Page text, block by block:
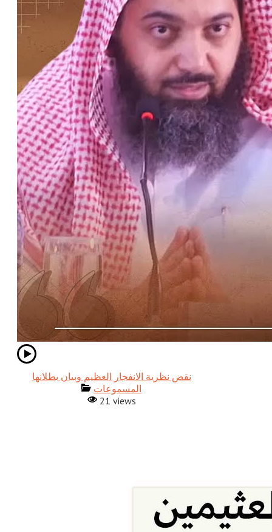
نقض نظرية الانفجار العظيم وبيان بطلانها
المسموعات
21 views